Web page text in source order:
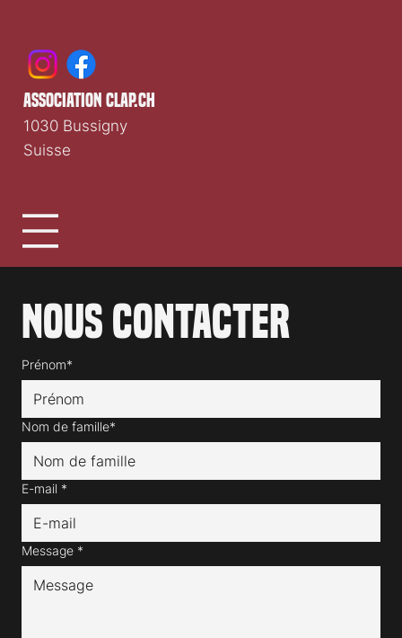
Nous contacter
Prénom*
Nom de famille*
E-mail *
Message *
association clap.ch
1030 Bussigny
Suisse